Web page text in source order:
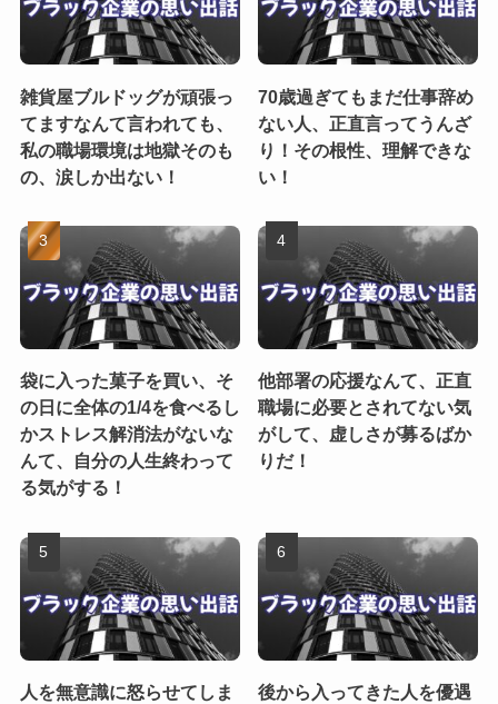
雑貨屋ブルドッグが頑張っ
てますなんて言われても、
私の職場環境は地獄そのも
の、涙しか出ない！
70歳過ぎてもまだ仕事辞め
ない人、正直言ってうんざ
り！その根性、理解できな
い！
袋に入った菓子を買い、そ
の日に全体の1/4を食べるし
かストレス解消法がないな
んて、自分の人生終わって
る気がする！
他部署の応援なんて、正直
職場に必要とされてない気
がして、虚しさが募るばか
りだ！
人を無意識に怒らせてしま
後から入ってきた人を優遇